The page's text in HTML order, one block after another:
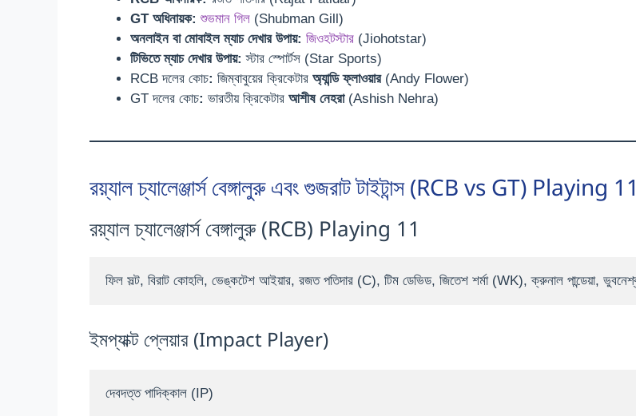
GT অধিনায়ক: শুভমান গিল (Shubman Gill)
অনলাইন বা মোবাইল ম্যাচ দেখার উপায়: জিওহটস্টার (Jiohotstar)
টিভিতে ম্যাচ দেখার উপায়: স্টার স্পোর্টস (Star Sports)
RCB দলের কোচ: জিম্বাবুয়ের ক্রিকেটার অ্যান্ডি ফ্লাওয়ার(Andy Flower)
GT দলের কোচ: ভারতীয় ক্রিকেটার আশীষ নেহরা(Ashish Nehra)
রয়্যাল চ্যালেঞ্জার্স বেঙ্গালুরু এবং গুজরাট টাইটান্স (RCB vs GT) Playing 11
রয়্যাল চ্যালেঞ্জার্স বেঙ্গালুরু (RCB) Playing 11
ফিল সল্ট, বিরাট কোহলি, ভেঙ্কটেশ আইয়ার, রজত পতিদার (C), টিম ডেভিড, জিতেশ শর্মা (WK), ক্রুনাল পান্ডেয়া,
ইমপ্যাক্ট প্লেয়ার (Impact Player)
দেবদত্ত পাদিক্কাল (IP)